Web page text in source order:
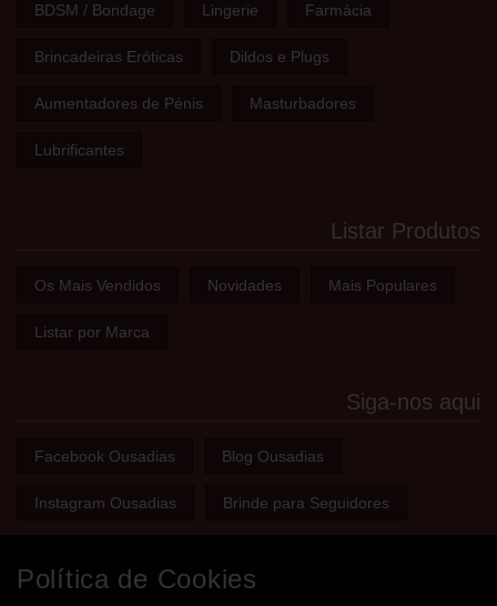
BDSM / Bondage Lingerie Farmácia
Brincadeiras Eróticas Dildos e Plugs
Aumentadores de Pénis Masturbadores
Lubrificantes
Listar Produtos
Os Mais Vendidos Novidades Mais Populares
Listar por Marca
Siga-nos aqui
Facebook Ousadias Blog Ousadias
Instagram Ousadias Brinde para Seguidores
Política de Cookies